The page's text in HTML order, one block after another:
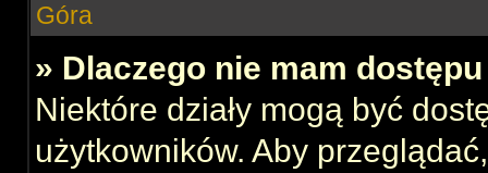
Góra
» Dlaczego nie mam dostępu
Niektóre działy mogą być
użytkowników. Aby